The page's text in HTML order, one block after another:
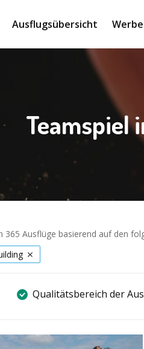
Ausflugsübersicht
Teamspiel
365 Ausflüge basierend auf den
Qualitätsbereich der